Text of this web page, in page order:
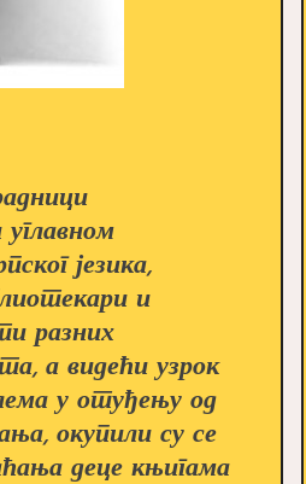
језика,
и
разних
а видећи узрок
у отуђењу од
окупили су се
деце књигама